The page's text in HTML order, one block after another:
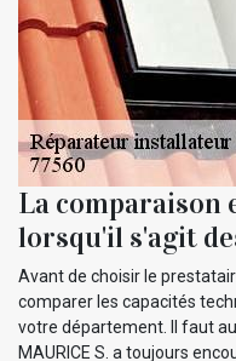
La comparaison
lorsqu'il s'agit
Avant de choisir le
comparer les capacités
votre département. Il faut
MAURICE S. a toujours